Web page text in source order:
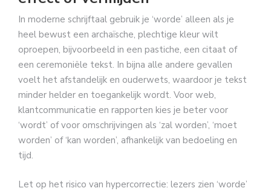
In moderne schrijftaal gebruik je ‘worde’ alleen als je
heel bewust een archaïsche, plechtige kleur wilt
oproepen, bijvoorbeeld in een pastiche, een citaat of
een ceremoniële tekst. In bijna alle andere gevallen
voelt het afstandelijk en ouderwets, waardoor je tekst
minder helder en toegankelijk wordt. Voor web,
klantcommunicatie en rapporten kies je beter voor
‘wordt’ of voor omschrijvingen als ‘zal worden’, ‘moet
worden’ of ‘kan worden’, afhankelijk van bedoeling en
tijd.
Let op het risico van hypercorrectie: lezers zien ‘worde’